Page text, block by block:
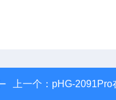
上一个： pHG-2091Pro